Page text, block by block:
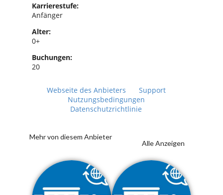
Karrierestufe:
Anfänger
Alter:
0+
Buchungen:
20
Webseite des Anbieters
Support
Nutzungsbedingungen
Datenschutzrichtlinie
Mehr von diesem Anbieter
Alle Anzeigen